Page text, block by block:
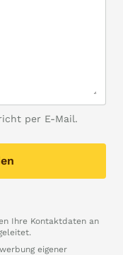
per E-Mail.
Ihre Kontaktdaten an
eigener